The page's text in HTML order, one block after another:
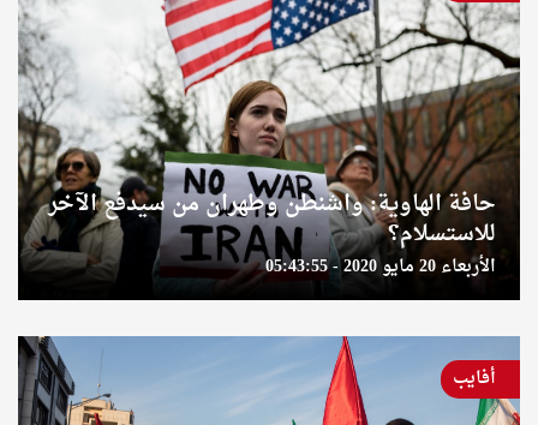
حافة الهاوية: واشنطن وطهران من سيدفع الآخر
للاستسلام؟
الأربعاء 20 مايو 2020 - 05:43:55
أفايب